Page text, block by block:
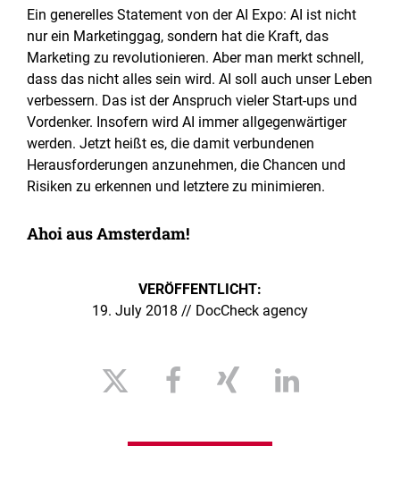
Ein generelles Statement von der AI Expo: AI ist nicht
nur ein Marketinggag, sondern hat die Kraft, das
Marketing zu revolutionieren. Aber man merkt schnell,
dass das nicht alles sein wird. AI soll auch unser Leben
verbessern. Das ist der Anspruch vieler Start-ups und
Vordenker. Insofern wird AI immer allgegenwärtiger
werden. Jetzt heißt es, die damit verbundenen
Herausforderungen anzunehmen, die Chancen und
Risiken zu erkennen und letztere zu minimieren.
Ahoi aus Amsterdam!
VERÖFFENTLICHT:
19. July 2018 // DocCheck agency